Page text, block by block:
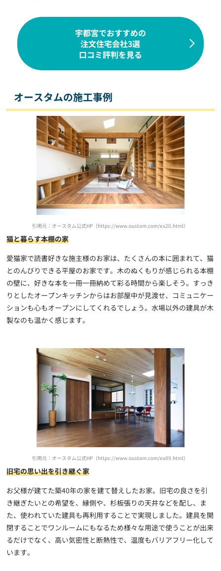
宇都宮でおすすめの
注文住宅会社3選
口コミ評判を見る
オースタムの施工事例
引用元：オースタム公式HP（https://www.oustam.com/ex20.html）
猫と暮らす本棚の家
愛猫家で読書好きな施主様のお家は、たくさんの本に囲まれて、猫
とのんびりできる平屋のお家です。木のぬくもりが感じられる本棚
の壁に、好きな本を一冊一冊納めて彩る時間から楽しそう。すっき
りとしたオープンキッチンからはお部屋中が見渡せ、コミュニケー
ションも心もオープンにしてくれるでしょう。水場以外の建具が木
製なのも温かく感じます。
引用元：オースタム公式HP（https://www.oustam.com/ex09.html）
旧宅の思い出を引き継ぐ家
お父様が建てた築40年の家を建て替えしたお家。旧宅の良さを引
き継ぎたいとの希望を、縁側や、杉板張りの天井などを配し、ま
た、使われていた建具も再利用することで実現しました。建具を開
閉することでワンルームにもなるため様々な用途で使うことが出来
るだけでなく、高い気密性と断熱性で、温度もバリアフリー化して
います。